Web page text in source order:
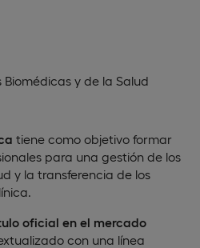
y de la Salud
tiene como objetivo formar
para una gestión de los
y la transferencia de los
oficial en el mercado
con una línea